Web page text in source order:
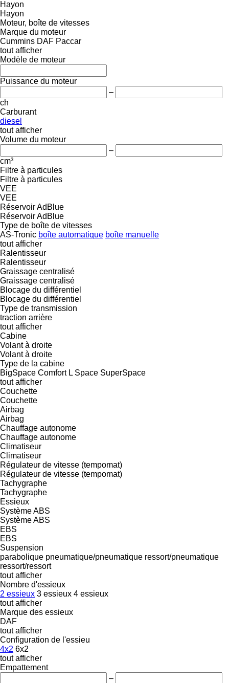
Hayon
Hayon
Moteur, boîte de vitesses
Marque du moteur
Cummins DAF Paccar
tout afficher
Modèle de moteur
Puissance du moteur
–
ch
Carburant
diesel
tout afficher
Volume du moteur
–
cm³
Filtre à particules
Filtre à particules
VEE
VEE
Réservoir AdBlue
Réservoir AdBlue
Type de boîte de vitesses
AS-Tronic boîte automatique boîte manuelle
tout afficher
Ralentisseur
Ralentisseur
Graissage centralisé
Graissage centralisé
Blocage du différentiel
Blocage du différentiel
Type de transmission
traction arrière
tout afficher
Cabine
Volant à droite
Volant à droite
Type de la cabine
BigSpace Comfort L Space SuperSpace
tout afficher
Couchette
Couchette
Airbag
Airbag
Chauffage autonome
Chauffage autonome
Climatiseur
Climatiseur
Régulateur de vitesse (tempomat)
Régulateur de vitesse (tempomat)
Tachygraphe
Tachygraphe
Essieux
Système ABS
Système ABS
EBS
EBS
Suspension
parabolique pneumatique/pneumatique ressort/pneumatique
ressort/ressort
tout afficher
Nombre d'essieux
2 essieux 3 essieux 4 essieux
tout afficher
Marque des essieux
DAF
tout afficher
Configuration de l'essieu
4x2 6x2
tout afficher
Empattement
–